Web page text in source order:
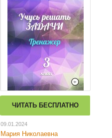
ЧИТАТЬ БЕСПЛАТНО
09.01.2024
Мария Николаевна